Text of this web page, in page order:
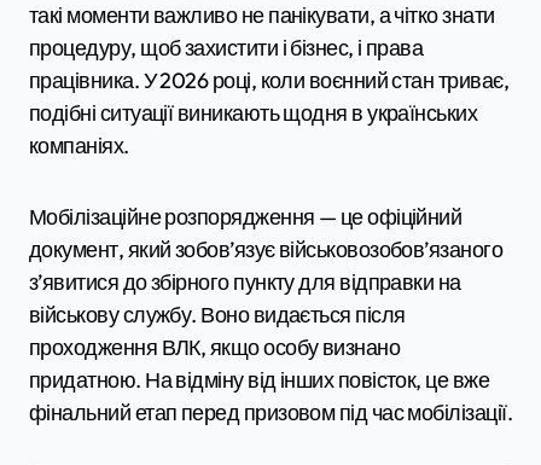
такі моменти важливо не панікувати, а чітко знати
процедуру, щоб захистити і бізнес, і права
працівника. У 2026 році, коли воєнний стан триває,
подібні ситуації виникають щодня в українських
компаніях.
Мобілізаційне розпорядження — це офіційний
документ, який зобов’язує військовозобов’язаного
з’явитися до збірного пункту для відправки на
військову службу. Воно видається після
проходження ВЛК, якщо особу визнано
придатною. На відміну від інших повісток, це вже
фінальний етап перед призовом під час мобілізації.